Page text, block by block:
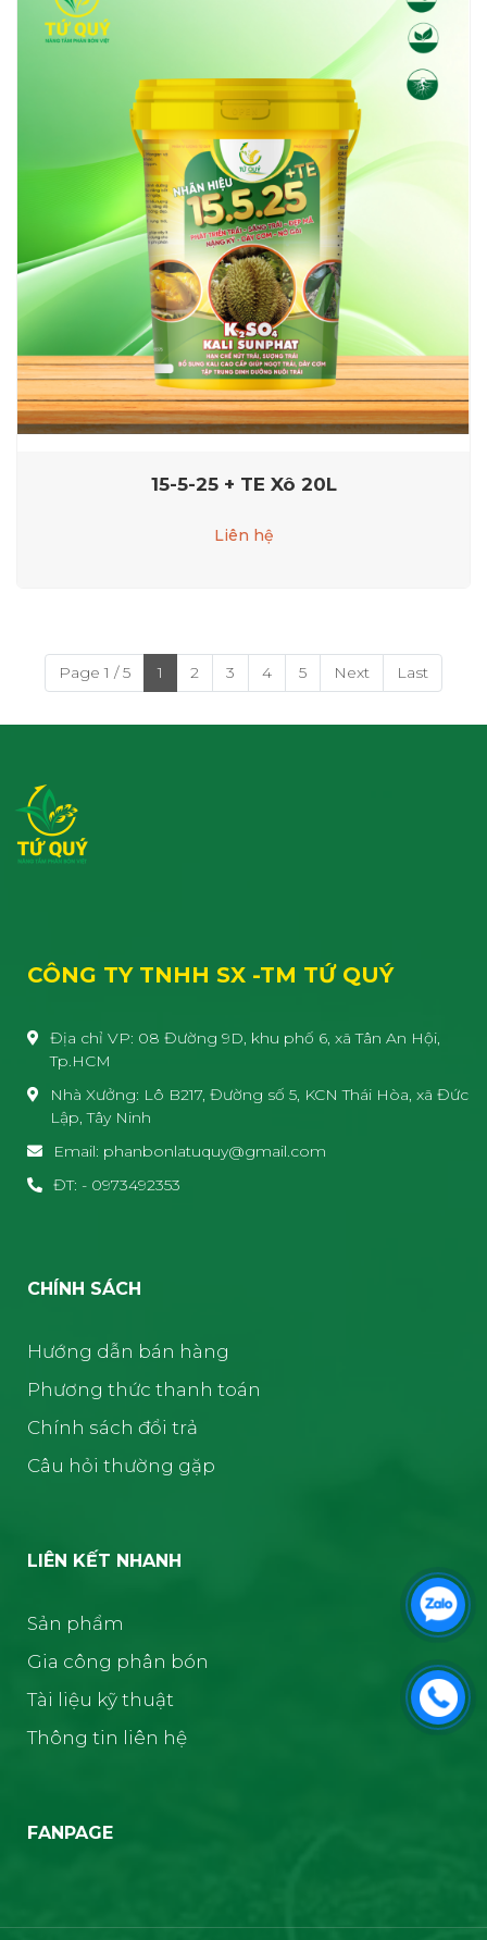
15-5-25 + TE Xô 20L
Liên hệ
Page 1 / 5 1 2 3 4 5 Next Last
CÔNG TY TNHH SX -TM TỨ QUÝ
Địa chỉ VP: 08 Đường 9D, khu phố 6, xã Tân An Hội,
Tp.HCM
Nhà Xưởng: Lô B217, Đường số 5, KCN Thái Hòa, xã Đức
Lập, Tây Ninh
Email: phanbonlatuquy@gmail.com
ĐT: - 0973492353
CHÍNH SÁCH
Hướng dẫn bán hàng
Phương thức thanh toán
Chính sách đổi trả
Câu hỏi thường gặp
LIÊN KẾT NHANH
Sản phẩm
Gia công phân bón
Tài liệu kỹ thuật
Thông tin liên hệ
FANPAGE